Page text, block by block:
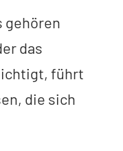
gehören
das
führt
die sich